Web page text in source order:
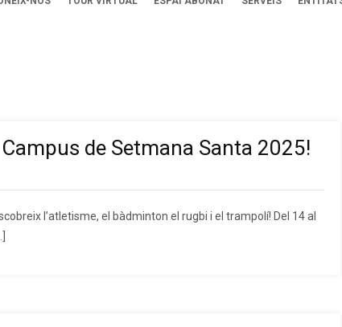
de Setmana Santa 2025!
l’atletisme, el bàdminton el rugbi i el trampolí! Del 14 al